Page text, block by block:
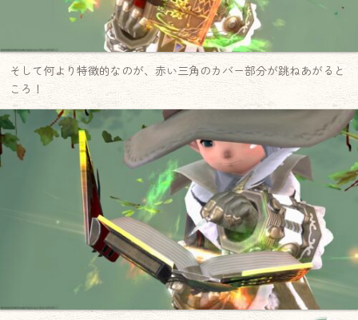
そして何より特徴的なのが、赤い三角のカバー部分が跳ねあがると
ころ！